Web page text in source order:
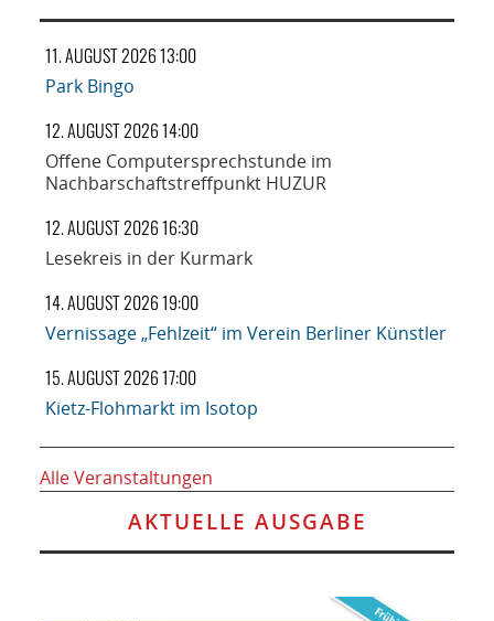
11. AUGUST 2026 13:00
Park Bingo
12. AUGUST 2026 14:00
Offene Computersprechstunde im
Nachbarschaftstreffpunkt HUZUR
12. AUGUST 2026 16:30
Lesekreis in der Kurmark
14. AUGUST 2026 19:00
Vernissage „Fehlzeit“ im Verein Berliner Künstler
15. AUGUST 2026 17:00
Kietz-Flohmarkt im Isotop
Alle Veranstaltungen
AKTUELLE AUSGABE